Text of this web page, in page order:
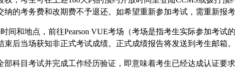
的考务费和改期费不予退还。如希望重新参加考试，需重新报
和地点，前往Pearson VUE考场（考场是指考生实际参加考试
后当场获知非正式考试成绩。正式成绩报告将发送到考生邮箱。
科目考试并完成工作经历验证，即意味着考生已经达成认证要